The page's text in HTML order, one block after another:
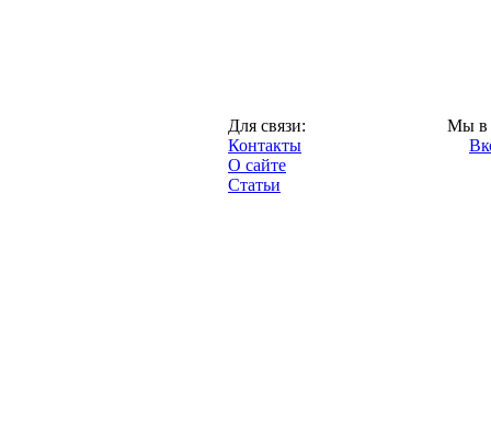
Для связи:
Контакты
О сайте
Статьи
Мы в